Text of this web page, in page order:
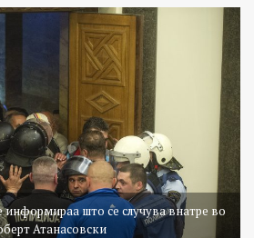
информираа што се случува внатре во
Атанасовски